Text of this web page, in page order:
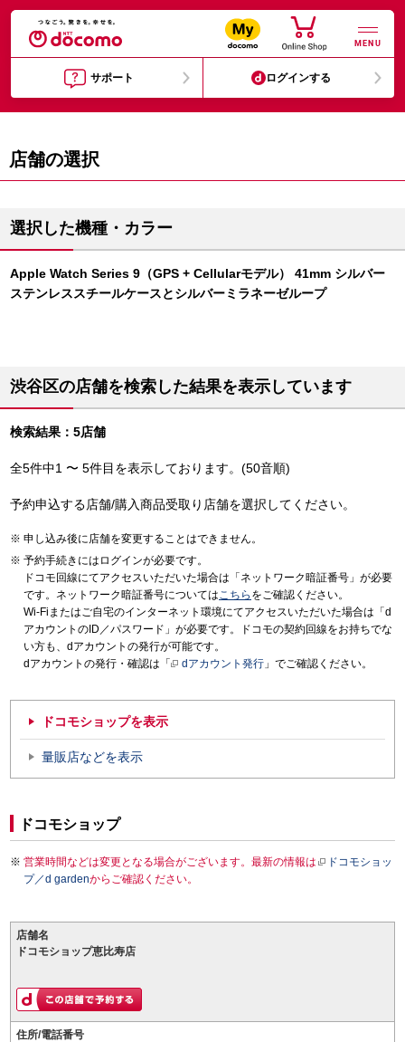
MENU
サポート ログインする
店舗の選択
選択した機種・カラー
Apple Watch Series 9（GPS + Cellularモデル） 41mm シルバー
ステンレススチールケースとシルバーミラネーゼループ
渋谷区の店舗を検索した結果を表示しています
検索結果：5店舗
全5件中1 〜 5件目を表示しております。(50音順)
予約申込する店舗/購入商品受取り店舗を選択してください。
申し込み後に店舗を変更することはできません。
予約手続きにはログインが必要です。
ドコモ回線にてアクセスいただいた場合は「ネットワーク暗証番号」が必要
です。ネットワーク暗証番号についてはこちら をご確認ください。
Wi-Fiまたはご自宅のインターネット環境にてアクセスいただいた場合は「d
アカウントのID／パスワード」が必要です。ドコモの契約回線をお持ちでな
い方も、dアカウントの発行が可能です。
dアカウントの発行・確認は「
dアカウント発行 」でご確認ください。
ドコモショップを表示
量販店などを表示
ドコモショップ
営業時間などは変更となる場合がございます。最新の情報は
ドコモショッ
プ／d gardenからご確認ください。
店舗名
ドコモショップ恵比寿店
住所/電話番号